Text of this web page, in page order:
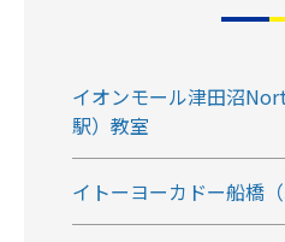
イオンモール津田沼
駅）教室
イトーヨーカドー船橋